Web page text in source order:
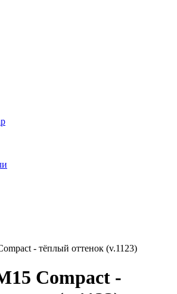
- тёплый оттенок (v.1123)
Compact -